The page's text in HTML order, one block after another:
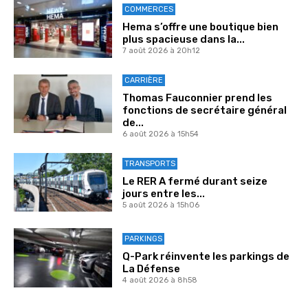
COMMERCES
Hema s’offre une boutique bien
plus spacieuse dans la...
7 août 2026 à 20h12
CARRIÈRE
Thomas Fauconnier prend les
fonctions de secrétaire général
de...
6 août 2026 à 15h54
TRANSPORTS
Le RER A fermé durant seize
jours entre les...
5 août 2026 à 15h06
PARKINGS
Q-Park réinvente les parkings de
La Défense
4 août 2026 à 8h58